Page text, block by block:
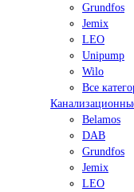
Grundfos
Jemix
LEO
Unipump
Wilo
Все
Belamos
DAB
Grundfos
Jemix
LEO